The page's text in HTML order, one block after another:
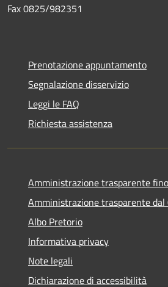
Fax 0825/982351
Prenotazione appuntamento
Segnalazione disservizio
Leggi le FAQ
Richiesta assistenza
Amministrazione trasparente
Amministrazione trasparente
Albo Pretorio
Informativa privacy
Note legali
Dichiarazione di accessibilità